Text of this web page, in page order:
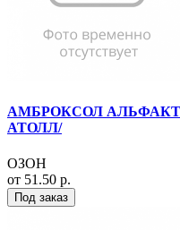
АМБРОКСОЛ
АТОЛЛ/
ОЗОН
от 51.50 р.
Под заказ